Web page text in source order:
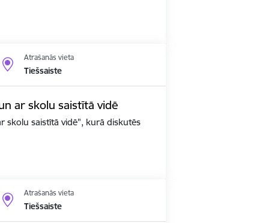
Atrašanās vieta
Tiešsaiste
ar skolu saistītā vidē
skolu saistītā vidē", kurā diskutēs
Atrašanās vieta
Tiešsaiste